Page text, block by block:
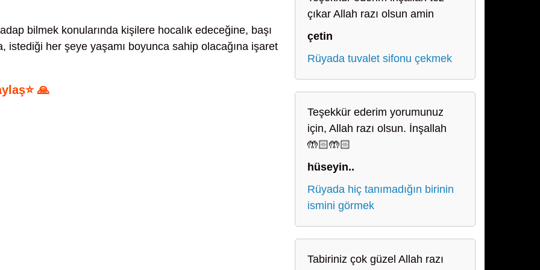
bilmek konularında kişilere hocalık edeceğine, başı
istediği her şeye yaşamı boyunca sahip olacağına işaret
🙏
çıkar Allah razı olsun amin
çetin
Rüyada tuvalet sifonu çekmek
Teşekkür ederim yorumunuz
için, Allah razı olsun. İnşallah
🤲🏻🤲🏻
hüseyin..
Rüyada hiç tanımadığın birinin
ismini görmek
Tabiriniz çok güzel Allah razı